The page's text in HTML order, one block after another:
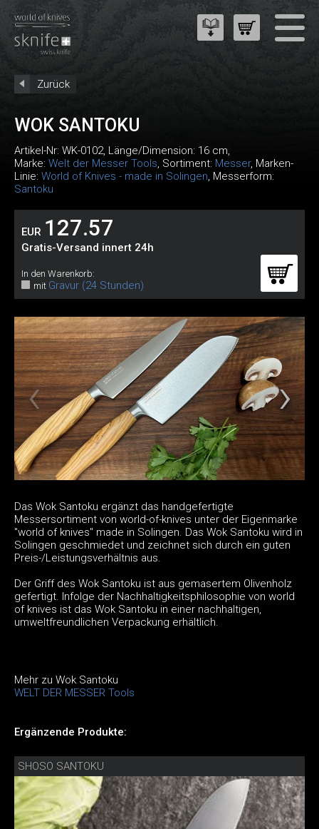
Zurück
WOK SANTOKU
Artikel-Nr: WK-0102, Länge/Dimension: 16 cm,
Marke: Welt der Messer Tools, Sortiment: Messer, Marken-
Linie: World of Knives - made in Solingen, Messerform:
Santoku
EUR 127.57
Gratis-Versand innert 24h
In den Warenkorb:
mit Gravur (24 Stunden)
Das Wok Santoku ergänzt das handgefertigte
Messersortiment von world-of-knives unter der Eigenmarke
"world of knives" made in Solingen. Das Wok Santoku wird in
Solingen geschmiedet und zeichnet sich durch ein guten
Preis-/Leistungsverhältnis aus.
Der Griff des Wok Santoku ist aus gemasertem Olivenholz
gefertigt. Infolge der Nachhaltigkeitsphilosophie von world
of knives ist das Wok Santoku in einer nachhaltigen,
umweltfreundlichen Verpackung erhältlich.
Mehr zu Wok Santoku
WELT DER MESSER Tools
Ergänzende Produkte:
SHOSO SANTOKU